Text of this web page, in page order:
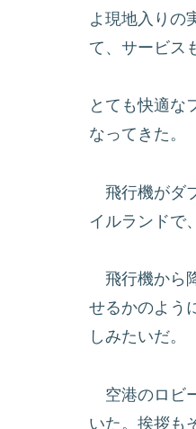
よ現地入りの
て、サービス
とても快適な
なってきた。
飛行機がダ
イルランドで
飛行機から
せるかのよう
しみたいだ。
空港のロビ
いた。挨拶も